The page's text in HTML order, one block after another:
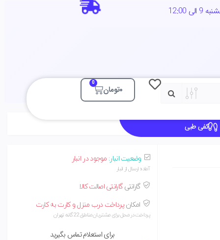
۰تومان
0
کفی طبی
وضعیت انبار: موجود در انبار
آماده ارسال از انبار
گارانتیگارانتی اصالت کالا
امکانپرداخت درب منزل و کارت به کارت
پرداخت در محل برای مشتریان مناطق 22 گانه تهران
برای استعلام تماس بگیرید